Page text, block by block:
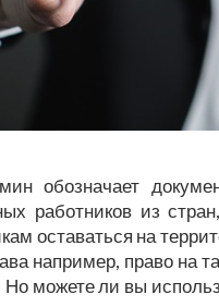
обозначает
работников из
оставаться на
например, право на
можете ли вы